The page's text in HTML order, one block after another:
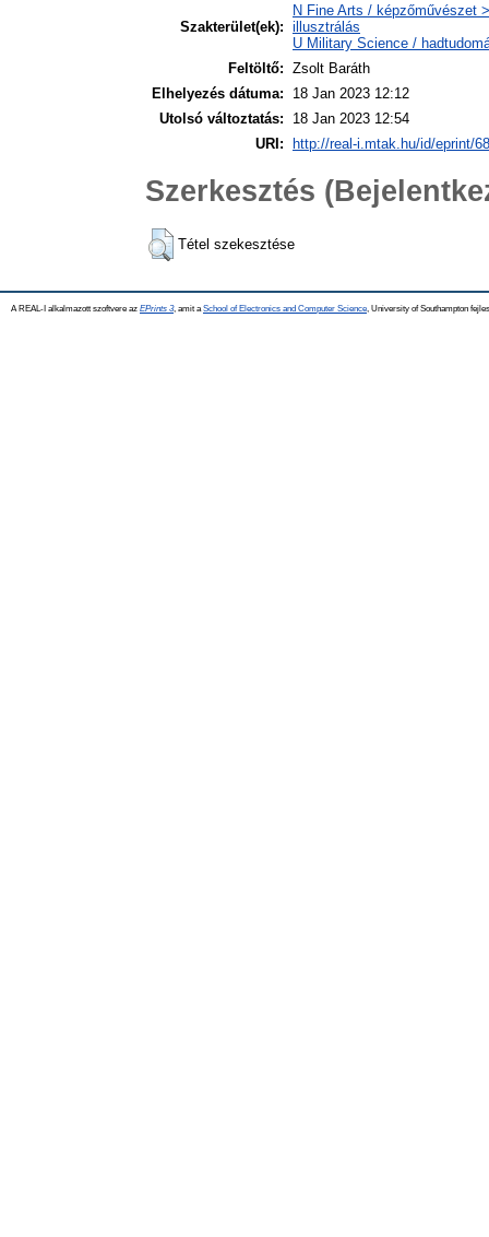
Szakterület(ek):
N Fine Arts / képzőművészet
illusztrálás
U Military Science /
Feltöltő: Zsolt Baráth
Elhelyezés dátuma:
18 Jan 2023 12:12
Utolsó változtatás:
18 Jan 2023 12:54
URI: http://real-i.mtak.hu/id/eprint/
Szerkesztés
Tétel szekesztése
A REAL-I alkalmazott szoftvere az EPrints 3, amit a School of Electronics and Computer Science , University of Southampton